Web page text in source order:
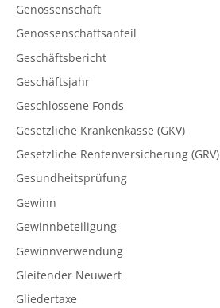
Genossenschaft
Genossenschaftsanteil
Geschäftsbericht
Geschäftsjahr
Geschlossene Fonds
Gesetzliche Krankenkasse (GKV)
Gesetzliche Rentenversicherung (GRV)
Gesundheitsprüfung
Gewinn
Gewinnbeteiligung
Gewinnverwendung
Gleitender Neuwert
Gliedertaxe